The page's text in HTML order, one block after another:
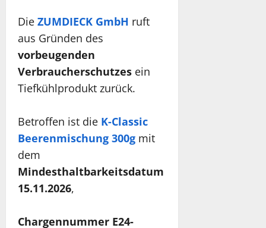
Die ZUMDIECK GmbH ruft
aus Gründen des
vorbeugenden
Verbraucherschutzes ein
Tiefkühlprodukt zurück.
Betroffen ist die K-Classic
Beerenmischung 300g mit
dem
Mindesthaltbarkeitsdatum
15.11.2026,
Chargennummer E24-